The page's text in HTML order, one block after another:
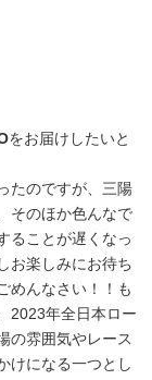
をお届けしたいと
たのですが、三陽
そのほか色んなで
ることが遅くなっ
お楽しみにお待ち
めんなさい！！も
2023年全日本ロー
の雰囲気やレース
けになる一つとし